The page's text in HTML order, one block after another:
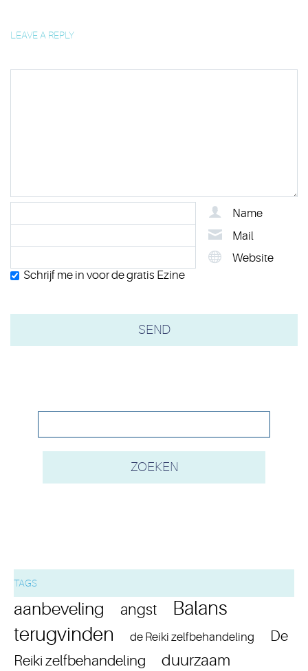
LEAVE A REPLY
Name
Mail
Website
Schrijf me in voor de gratis Ezine
TAGS
aanbeveling angst
Balans
terugvinden
de Reiki zelfbehandeling
De
Reiki zelfbehandeling
duurzaam